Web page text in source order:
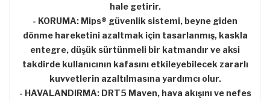
hale getirir.
- KORUMA: Mips® güvenlik sistemi, beyne giden
dönme hareketini azaltmak için tasarlanmış, kaskla
entegre, düşük sürtünmeli bir katmandır ve aksi
takdirde kullanıcının kafasını etkileyebilecek zararlı
kuvvetlerin azaltılmasına yardımcı olur.
- HAVALANDIRMA: DRT5 Maven, hava akışını ve nefes